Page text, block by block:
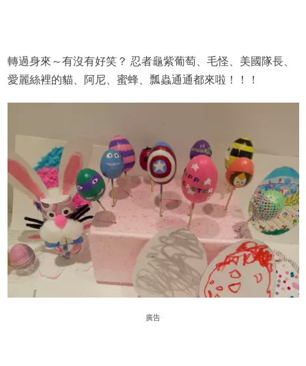
轉過身來～有沒有好笑？ 忍者龜紫葡萄、毛怪、美國隊長、
愛麗絲裡的貓、阿尼、蜜蜂、瓢蟲通通都來啦！！！
廣告